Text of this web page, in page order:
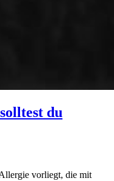
du
vorliegt, die mit